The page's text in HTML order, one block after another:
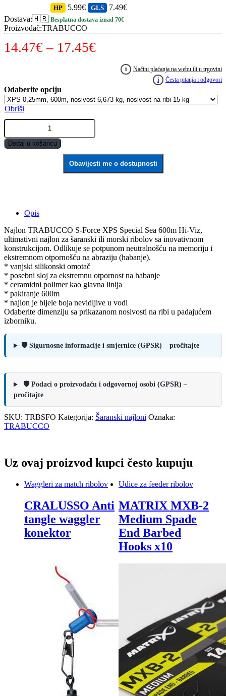
Dostava:🇭🇷
HP 5.99€ GLS 7.49€
Besplatna dostava iznad 70€
Proizvođač:TRABUCCO
14.47€ – 17.45€
cijena:
14.47€
i
Načini plaćanja na webu ili u trgovini
i
Česta pitanja i odgovori
Obriši
Najlon
TRABUCCO
S-
Force
Dodaj u košaricu
Obavijesti me o dostupnosti
Opis
Najlon TRABUCCO S-Force XPS Special Sea 600m Hi-Viz,
ultimativni najlon za šaranski ili morski ribolov sa inovativnom
konstrukcijom. Odlikuje se potpunom neutralnošću na memoriju i
ekstremnom otpornošću na abraziju (habanje).
* vanjski silikonski omotač
* posebni sloj za ekstremnu otpornost na habanje
* ceramidni polimer kao glavna linija
* pakiranje 600m
* najlon je bijele boja nevidljive u vodi
Odaberite dimenziju sa prikazanom nosivosti na ribi u padajućem
izborniku.
🛡️ Sigurnosne informacije i smjernice (GPSR) – pročitajte
🛡️ Podaci o proizvođaču i odgovornoj osobi (GPSR) –
pročitajte
SKU: TRBSFO Kategorija: Šaranski najloni Oznaka:
TRABUCCO
Uz ovaj proizvod kupci često kupuju
Waggleri za match ribolov
CRALUSSO Anti
tangle waggler
konektor
Udice za feeder ribolov
MATRIX MXB-2
Medium Spade
End Barbed
Hooks x10